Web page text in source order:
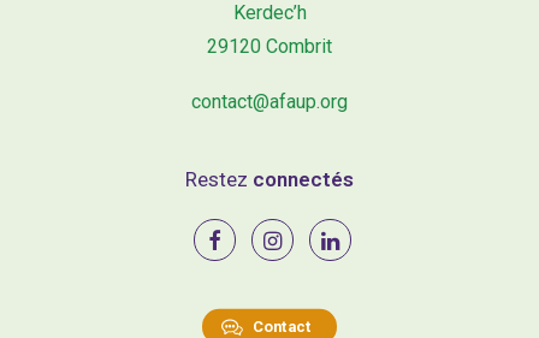
Kerdec’h
29120 Combrit
contact@afaup.org
Restez connectés
Contact